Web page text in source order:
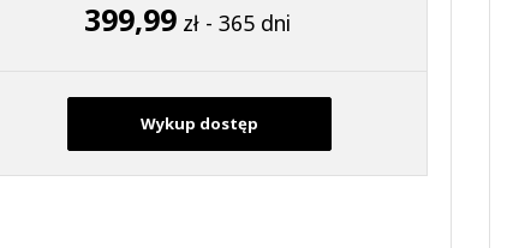
399,99 zł - 365 dni
Wykup dostęp